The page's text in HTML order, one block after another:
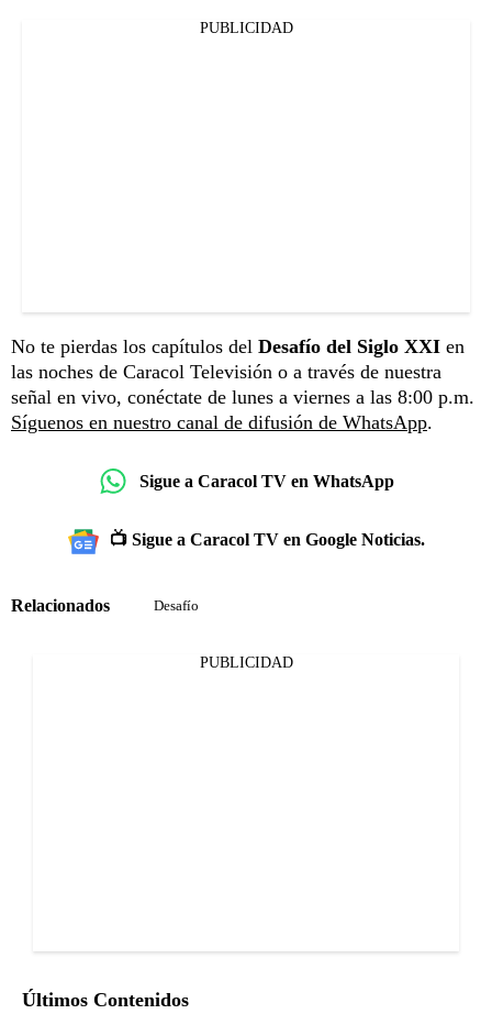
PUBLICIDAD
No te pierdas los capítulos del Desafío del Siglo XXI en
las noches de Caracol Televisión o a través de nuestra
señal en vivo, conéctate de lunes a viernes a las 8:00 p.m.
Síguenos en nuestro canal de difusión de WhatsApp.
Sigue a Caracol TV en WhatsApp
📺 Sigue a Caracol TV en Google Noticias.
Relacionados Desafío
PUBLICIDAD
Últimos Contenidos